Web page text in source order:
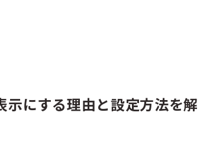
にする理由と設定方法を解